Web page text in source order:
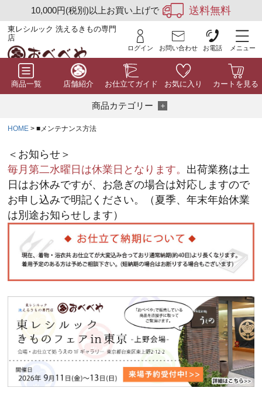
10,000円(税別)以上お買い上げで 送料無料
東レシルック 洗えるきもの専門
店
ログイン お問い合わせ お電話 メニュー
商品一覧 店舗紹介 お仕立てガイド お気に入り カートを見る
商品カテゴリー
HOME ■メンテナンス方法
＜お知らせ＞
毎月第二水曜日は休業日となります。 出荷業務は土
日はお休みですが、お急ぎの場合は対応しますので
お申し込みで明記ください。（夏季、年末年始休業
は別途お知らせします）